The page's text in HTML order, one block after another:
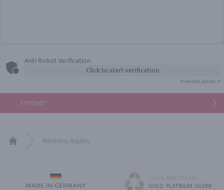
Anti-Robot Verification
Click to start verification
FriendlyCaptcha ⇗
envoyer
Mentions légales